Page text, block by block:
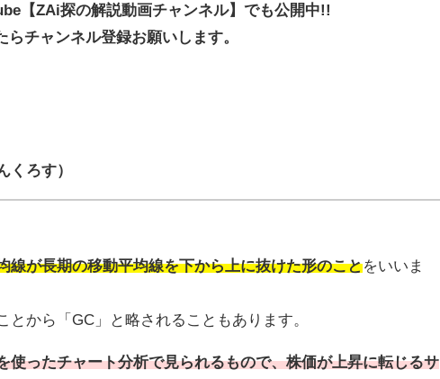
【ZAi探の解説動画チャンネル】でも公開中!!
らチャンネル登録お願いします。
くろす）
線が長期の移動平均線を下から上に抜けた形のことをいいま
から「GC」と略されることもあります。
使ったチャート分析で見られるもので、株価が上昇に転じるサ